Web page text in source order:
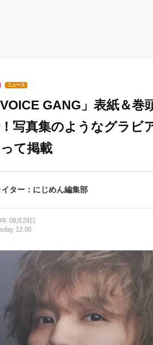
ニュース
VOICE GANG」表紙＆
写真集のようなグラビ
て掲載
イター：にじめん編集部
08月29日
12:00